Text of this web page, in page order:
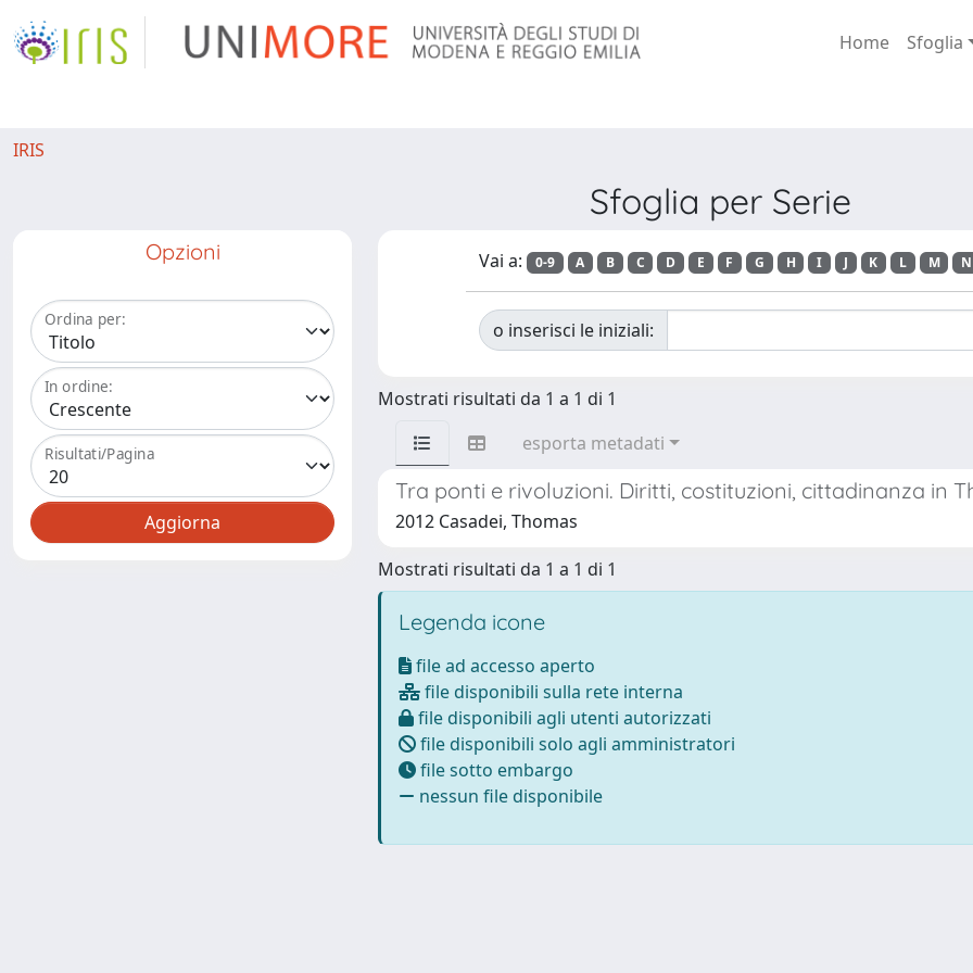
Home Sfoglia
IRIS
Sfoglia per Serie
Opzioni
Ordina per:
In ordine:
Risultati/Pagina
Vai a: 0-9 A B C D E F G H I J K L M N
o inserisci le iniziali:
Mostrati risultati da 1 a 1 di 1
esporta metadati
Tra ponti e rivoluzioni. Diritti, costituzioni, cittadinanza in
2012 Casadei, Thomas
Mostrati risultati da 1 a 1 di 1
Legenda icone
file ad accesso aperto
file disponibili sulla rete interna
file disponibili agli utenti autorizzati
file disponibili solo agli amministratori
file sotto embargo
nessun file disponibile